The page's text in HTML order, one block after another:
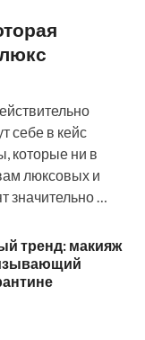
себе в кейс
которые ни в
люксовых и
значительно …
тренд: макияж